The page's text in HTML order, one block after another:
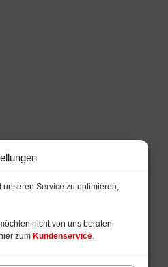
Service zu optimieren,
nicht von uns beraten
zum Kundenservice.